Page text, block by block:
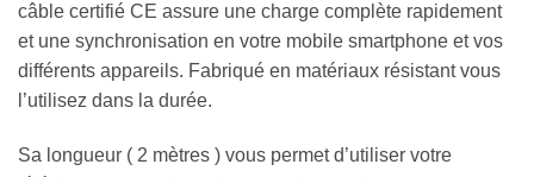
câble certifié CE assure une charge complète rapidement
et une synchronisation en votre mobile smartphone et vos
différents appareils. Fabriqué en matériaux résistant vous
l’utilisez dans la durée.
Sa longueur ( 2 mètres ) vous permet d’utiliser votre